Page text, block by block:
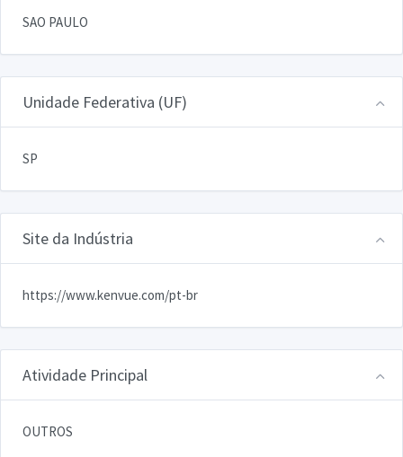
SAO PAULO
Unidade Federativa (UF)
SP
Site da Indústria
https://www.kenvue.com/pt-br
Atividade Principal
OUTROS